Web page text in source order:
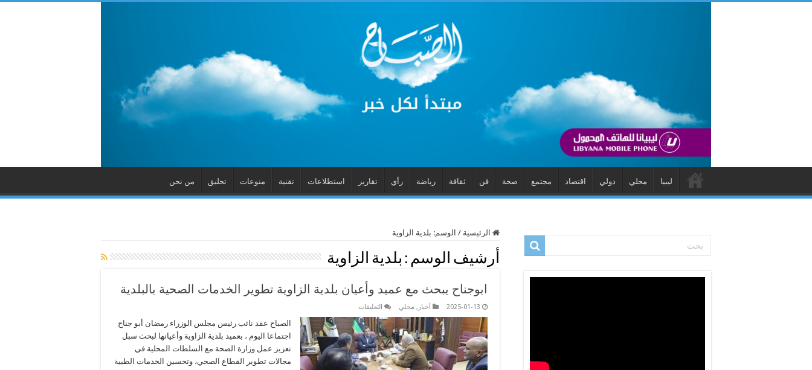
ليبيا محلي دولي اقتصاد مجتمع صحة فن ثقافة رياضة رأي تقارير استطلاعات تقنية منوعات تحليق من نحن
الرئيسية / الوسم: بلدية الزاوية
أرشيف الوسم : بلدية الزاوية
ابوجناح يبحث مع عميد وأعيان بلدية الزاوية تطوير الخدمات الصحية بالبلدية
2025-01-13 أخبار , محلي التعليقات
يبحث
مع
عميد
وأعيان
بلدية
الزاوية
الصباح عقد نائب رئيس مجلس الوزراء رمضان أبو جناح
اجتماعا اليوم ، بعميد بلدية الزاوية وأعيانها لبحث سبل
تعزيز عمل وزارة الصحة مع السلطات المحلية في
مجالات تطوير القطاع الصحي، وتحسين الخدمات الطبية